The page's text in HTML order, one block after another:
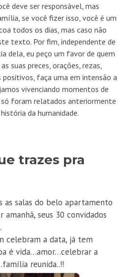
deve ser responsável, mas
se você fizer isso, você é um
todos os dias, mas caso não
texto. Por fim, independente de
dela, eu peço um favor de quem
suas preces, orações, rezas,
positivos, faça uma em intensão a
vivenciando momentos de
foram relatados anteriormente
da humanidade.
trazes pra
as salas do belo apartamento
seus 30 convidados
celebram a data, já tem
é vida…amor…celebrar a
reunida..!!